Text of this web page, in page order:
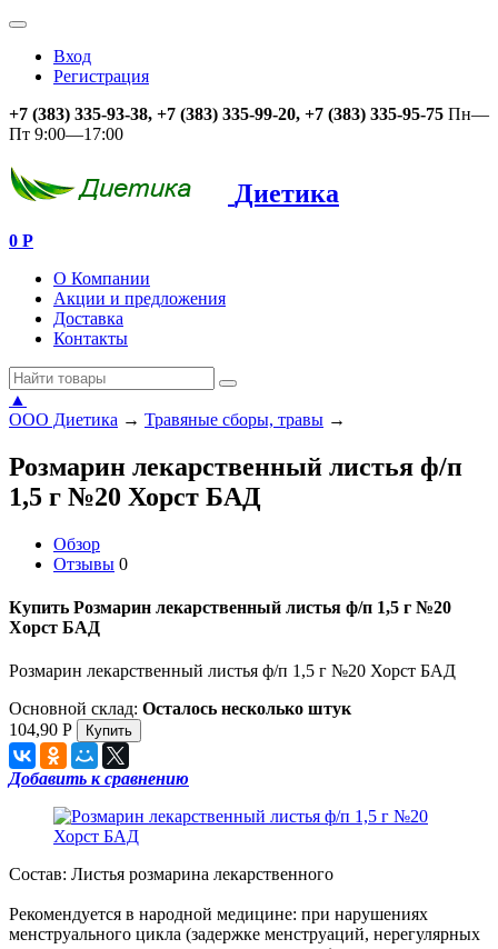
Вход
Регистрация
+7 (383) 335-93-38, +7 (383) 335-99-20, +7 (383) 335-95-75 Пн—
Пт 9:00—17:00
Диетика
0 Р
О Компании
Акции и предложения
Доставка
Контакты
▲
ООО Диетика → Травяные сборы, травы →
Розмарин лекарственный листья ф/п
1,5 г №20 Хорст БАД
Обзор
Отзывы 0
Купить Розмарин лекарственный листья ф/п 1,5 г №20
Хорст БАД
Розмарин лекарственный листья ф/п 1,5 г №20 Хорст БАД
Основной склад: Осталось несколько штук
104,90 Р
Добавить к сравнению
Состав: Листья розмарина лекарственного
Рекомендуется в народной медицине: при нарушениях
менструального цикла (задержке менструаций, нерегулярных